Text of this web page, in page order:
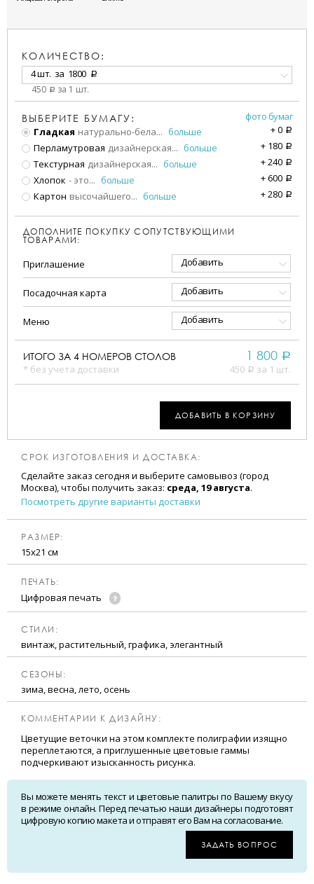
КОЛИЧЕСТВО:
4 шт. за 1800 a
450 a за 1 шт.
ВЫБЕРИТЕ БУМАГУ:
фото бумаг
Гладкая натурально-бела... больше +0 a
Перламутровая дизайнерская... больше + 180 a
Текстурная дизайнерская... больше +240 a
Хлопок - это... больше +600 a
Картон высочайшего... больше +280 a
ДОПОЛНИТЕ ПОКУПКУ СОПУТСТВУЮЩИМИ
ТОВАРАМИ:
Приглашение Добавить
Посадочная карта Добавить
Меню Добавить
ИТОГО ЗА 4 НОМЕРОВ СТОЛОВ
* без учета доставки
1 800 a
450 a за 1 шт.
ДОБАВИТЬ В КОРЗИНУ
СРОК ИЗГОТОВЛЕНИЯ И ДОСТАВКА:
Сделайте заказ сегодня и выберите самовывоз (город
Москва), чтобы получить заказ: среда, 19 августа.
Посмотреть другие варианты доставки
РАЗМЕР:
15х21 см
ПЕЧАТЬ:
Цифровая печать
CТИЛИ:
винтаж, растительный, графика, элегантный
CЕЗОНЫ:
зима, весна, лето, осень
КОММЕНТАРИИ К ДИЗАЙНУ:
Цветущие веточки на этом комплекте полиграфии изящно
переплетаются, а приглушенные цветовые гаммы
подчеркивают изысканность рисунка.
Вы можете менять текст и цветовые палитры по Вашему вкусу
в режиме онлайн. Перед печатью наши дизайнеры подготовят
цифровую копию макета и отправят его Вам на согласование.
ЗАДАТЬ ВОПРОС